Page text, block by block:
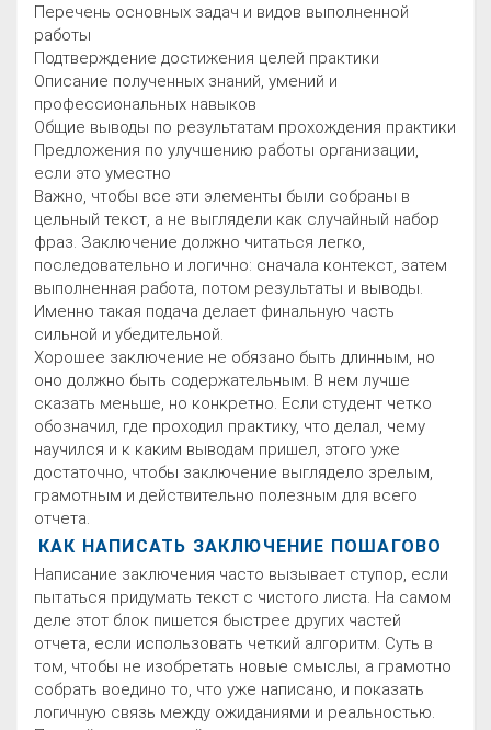
Перечень основных задач и видов выполненной
работы
Подтверждение достижения целей практики
Описание полученных знаний, умений и
профессиональных навыков
Общие выводы по результатам прохождения практики
Предложения по улучшению работы организации,
если это уместно
Важно, чтобы все эти элементы были собраны в
цельный текст, а не выглядели как случайный набор
фраз. Заключение должно читаться легко,
последовательно и логично: сначала контекст, затем
выполненная работа, потом результаты и выводы.
Именно такая подача делает финальную часть
сильной и убедительной.
Хорошее заключение не обязано быть длинным, но
оно должно быть содержательным. В нем лучше
сказать меньше, но конкретно. Если студент четко
обозначил, где проходил практику, что делал, чему
научился и к каким выводам пришел, этого уже
достаточно, чтобы заключение выглядело зрелым,
грамотным и действительно полезным для всего
отчета.
КАК НАПИСАТЬ ЗАКЛЮЧЕНИЕ ПОШАГОВО
Написание заключения часто вызывает ступор, если
пытаться придумать текст с чистого листа. На самом
деле этот блок пишется быстрее других частей
отчета, если использовать четкий алгоритм. Суть в
том, чтобы не изобретать новые смыслы, а грамотно
собрать воедино то, что уже написано, и показать
логичную связь между ожиданиями и реальностью.